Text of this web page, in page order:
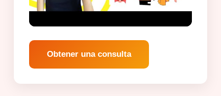
Obtener una consulta